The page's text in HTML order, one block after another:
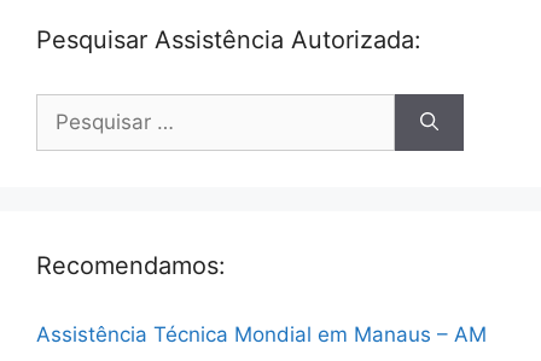
Pesquisar Assistência Autorizada:
por:
Recomendamos:
Assistência Técnica Mondial em Manaus – AM